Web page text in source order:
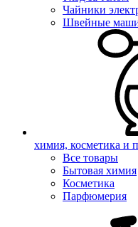
Чайники
Швейные
химия, косметика и
Все товары
Бытовая химия
Косметика
Парфюмерия